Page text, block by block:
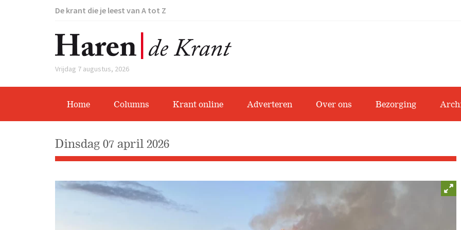
De krant die je leest van A tot Z
Vrijdag 7 augustus, 2026
Home Columns Krant online Adverteren Over ons Bezorging
dinsdag 07 april 2026